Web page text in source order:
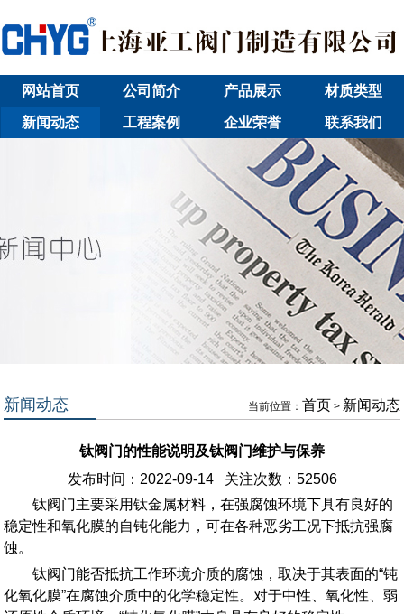
网站首页 公司简介 产品展示 材质类型
新闻动态 工程案例 企业荣誉 联系我们
当前位置： 首页 > 新闻动态
新闻动态
钛阀门的性能说明及钛阀门维护与保养
发布时间：2022-09-14 关注次数： 52506
钛阀门主要采用钛金属材料，在强腐蚀环境下具有良好的
稳定性和氧化膜的自钝化能力，可在各种恶劣工况下抵抗强腐
蚀。
钛阀门能否抵抗工作环境介质的腐蚀，取决于其表面的“钝
化氧化膜”在腐蚀介质中的化学稳定性。对于中性、氧化性、弱